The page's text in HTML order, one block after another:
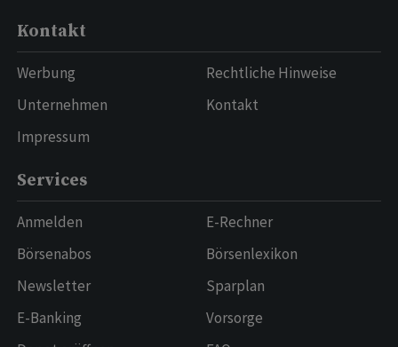
Kontakt
Werbung
Unternehmen
Impressum
Rechtliche Hinweise
Kontakt
Services
Anmelden
Börsenabos
Newsletter
E-Banking
E-Rechner
Börsenlexikon
Sparplan
Vorsorge